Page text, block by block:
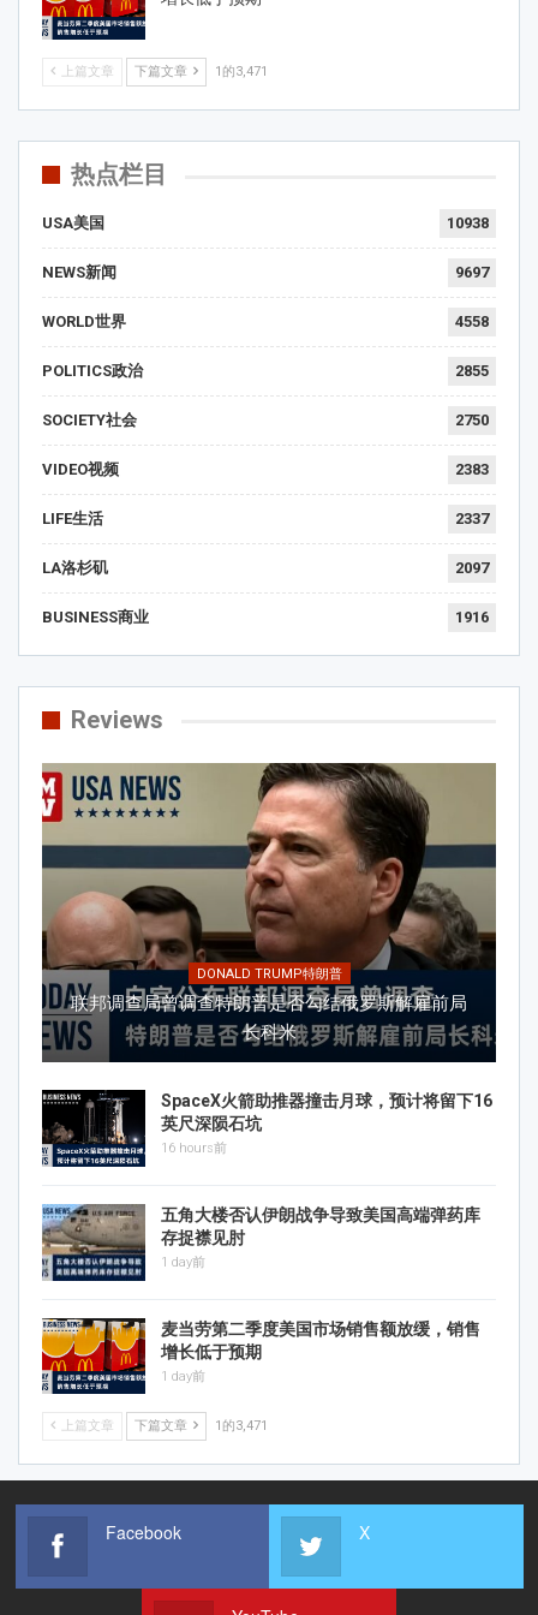
上篇文章 下篇文章 1的3,471
热点栏目
USA美国 10938
NEWS新闻 9697
WORLD世界 4558
POLITICS政治 2855
SOCIETY社会 2750
VIDEO视频 2383
LIFE生活 2337
LA洛杉矶 2097
BUSINESS商业 1916
Reviews
DONALD TRUMP特朗普
联邦调查局曾调查特朗普是否勾结俄罗斯解雇前局
长科米
SpaceX火箭助推器撞击月球，预计将留下16
英尺深陨石坑
16 hours前
五角大楼否认伊朗战争导致美国高端弹药库
存捉襟见肘
1 day前
麦当劳第二季度美国市场销售额放缓，销售
增长低于预期
1 day前
上篇文章 下篇文章 1的3,471
Facebook X